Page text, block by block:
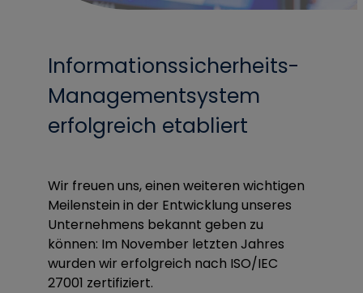
Informationssicherheits-
Managementsystem
erfolgreich etabliert
Wir freuen uns, einen weiteren wichtigen
Meilenstein in der Entwicklung unseres
Unternehmens bekannt geben zu
können: Im November letzten Jahres
wurden wir erfolgreich nach ISO/IEC
27001 zertifiziert.